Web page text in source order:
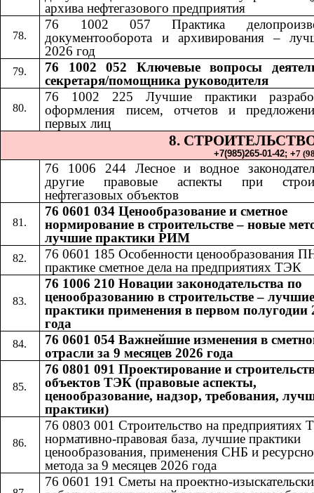
архива нефтегазового предприятия
76 1002 057 Практика
документооборота и архивирования –
2026 год
76 1002 052​​ Ключевые вопросы
секретаря/помощника руководителя
76 1002 225 Лучшие практики
оформления писем, отчетов и
первых лиц
8.
+7(985)265-01-42;​​+7
76 1006 244​​ Лесное и водное
другие правовые аспекты при
нефтегазовых объектов
76 0601 034 Ценообразование и сметное
нормирование в строительстве – новые
лучшие практики РИМ
76 0601 185 ​​Особенности ценообразования
практике сметное дела на предприятиях ТЭК
76 1006 210 Новации законодательства по
ценообразованию в строительстве –
практики применения в первом полугодии
года
76 0601 054 Важнейшие изменения в
отрасли за 9 месяцев 2026 года
76 0801 091 Проектирование и
объектов ТЭК (правовые аспекты,
ценообразование, надзор, требования,
практики)
76 0803 001 Строительство на предприятиях
нормативно-правовая база, лучшие практики
ценообразования, применения СНБ и
метода за 9 месяцев 2026 года
76 0601​​ 191​​Сметы на проектно-